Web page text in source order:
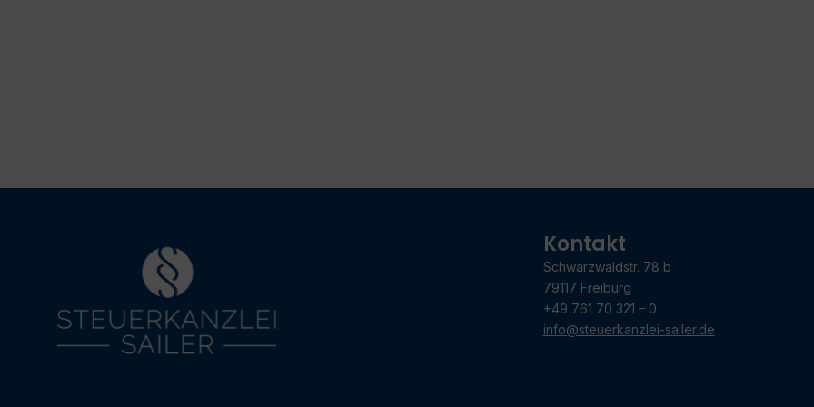
Kontakt
Schwarzwaldstr. 78 b
79117 Freiburg
+49 761 70 321 – 0
info@steuerkanzlei-sailer.de